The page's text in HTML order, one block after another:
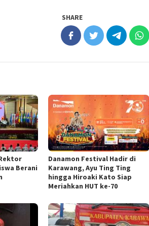
SHARE
Berani
Danamon Festival Hadir di
Karawang, Ayu Ting Ting
hingga Hiroaki Kato Siap
Meriahkan HUT ke-70